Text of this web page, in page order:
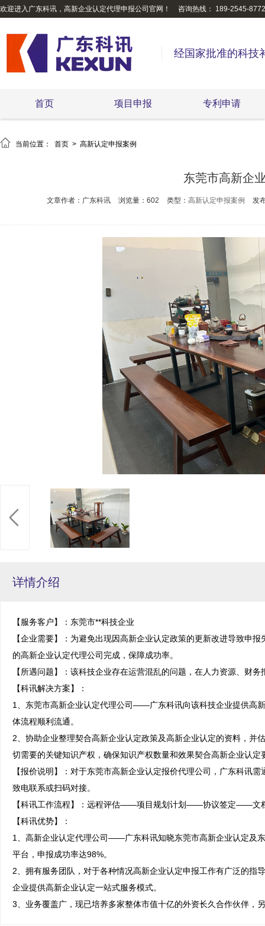
欢迎进入广东科讯，高新企业认定代理申报公司官网！ 咨询热线： 189-2545-8772
经国家批准的科技
首页 项目申报 专利申请
 当前位置： 首页 > 高新认定申报案例
东莞市高新企
文章作者：广东科讯 浏览量：602 类型： 高新认定申报案例 发
详情介绍
【服务客户】：东莞市**科技企业
【企业需要】：为避免出现因高新企业认定政策的更新改进导致申
的高新企业认定代理公司完成，保障成功率。
【所遇问题】：该科技企业存在运营混乱的问题，在人力资源、财
【科讯解决方案】：
1、东莞市高新企业认定代理公司——广东科讯向该科技企业提供高
体流程顺利流通。
2、协助企业整理契合高新企业认定政策及高新企业认定的资料，并
切需要的关键知识产权，确保知识产权数量和效果契合高新企业认定
【报价说明】：对于东莞市高新企业认定报价代理公司，广东科讯
致电联系或扫码对接。
【科讯工作流程】：远程评估——项目规划计划——协议签定——
【科讯优势】：
1、高新企业认定代理公司——广东科讯知晓东莞市高新企业认定及
平台，申报成功率达98%。
2、拥有服务团队，对于各种情况高新企业认定申报工作有广泛的指
企业提供高新企业认定一站式服务模式。
3、业务覆盖广，现已培养多家整体市值十亿的外资长久合作伙伴，